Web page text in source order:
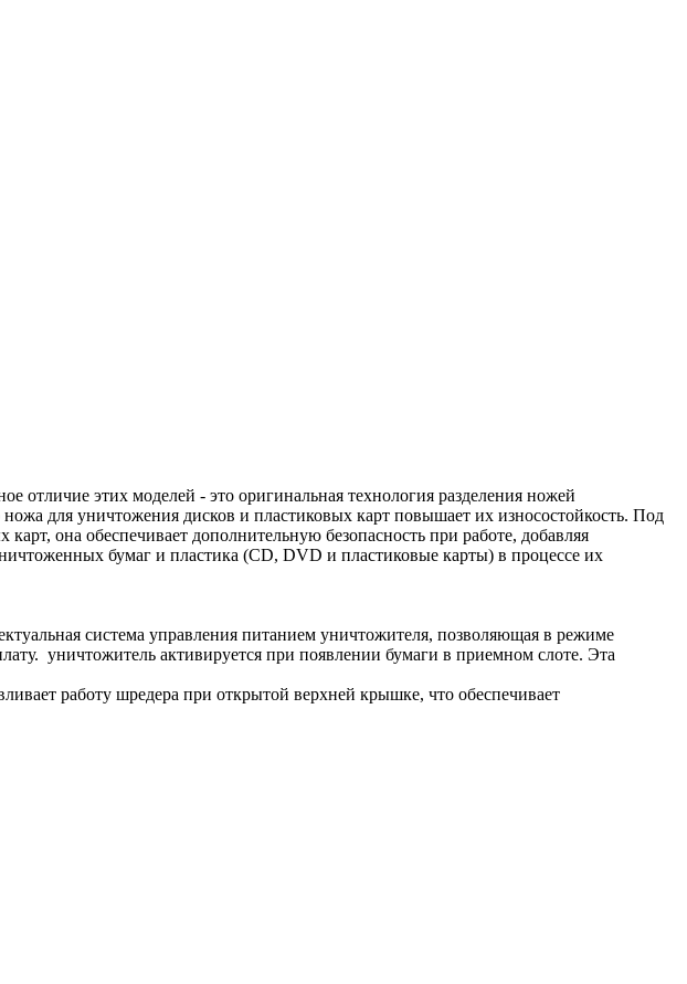
отличие этих моделей - это оригинальная технология разделения ножей
для уничтожения дисков и пластиковых карт повышает их износостойкость. Под
она обеспечивает дополнительную безопасность при работе, добавляя
бумаг и пластика (CD, DVD и пластиковые карты) в процессе их
система управления питанием уничтожителя, позволяющая в режиме
уничтожитель активируется при появлении бумаги в приемном слоте. Эта
работу шредера при открытой верхней крышке, что обеспечивает